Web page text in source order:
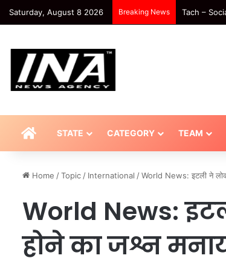
Saturday, August 8 2026 Breaking News National-
HOMESTATE CATEGORY TEAM
Home /Topic / International /World News: इटली ने
World News:
होने का जश्न